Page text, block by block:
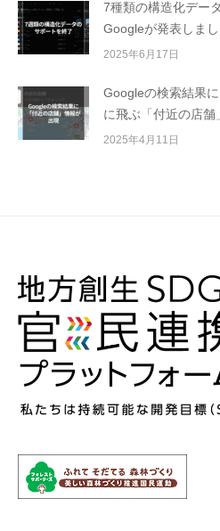
7種類の構造化デー
Googleが発表しまし
2025年6月17日
Googleの検索結果
に飛ぶ「付近の店舗
2025年4月11日